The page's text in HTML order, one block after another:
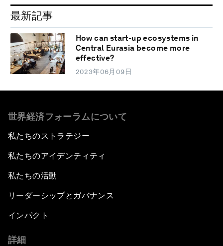
最新記事
How can start-up ecosystems in
Central Eurasia become more
effective?
2023年06月09日
世界経済フォーラムについて
私たちのストラテジー
私たちのアイデンティティ
私たちの活動
リーダーシップとガバナンス
インパクト
詳細